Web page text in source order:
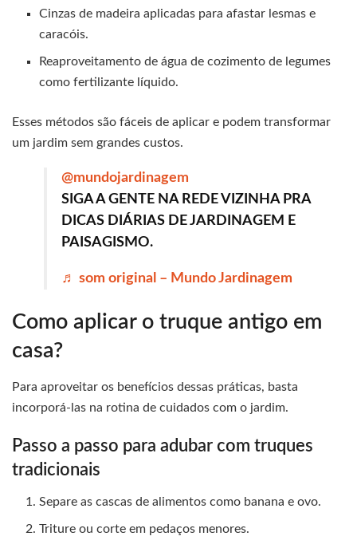
Cinzas de madeira aplicadas para afastar lesmas e
caracóis.
Reaproveitamento de água de cozimento de legumes
como fertilizante líquido.
Esses métodos são fáceis de aplicar e podem transformar
um jardim sem grandes custos.
@mundojardinagem
SIGA A GENTE NA REDE VIZINHA PRA
DICAS DIÁRIAS DE JARDINAGEM E
PAISAGISMO.
♬ som original – Mundo Jardinagem
Como aplicar o truque antigo em
casa?
Para aproveitar os benefícios dessas práticas, basta
incorporá-las na rotina de cuidados com o jardim.
Passo a passo para adubar com truques
tradicionais
Separe as cascas de alimentos como banana e ovo.
Triture ou corte em pedaços menores.